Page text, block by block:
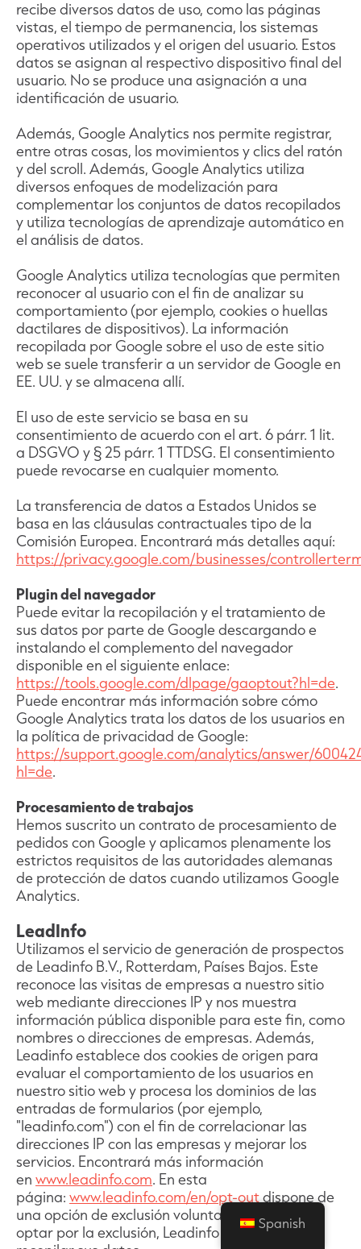
recibe diversos datos de uso, como las páginas
vistas, el tiempo de permanencia, los sistemas
operativos utilizados y el origen del usuario. Estos
datos se asignan al respectivo dispositivo final del
usuario. No se produce una asignación a una
identificación de usuario.
Además, Google Analytics nos permite registrar,
entre otras cosas, los movimientos y clics del ratón
y del scroll. Además, Google Analytics utiliza
diversos enfoques de modelización para
complementar los conjuntos de datos recopilados
y utiliza tecnologías de aprendizaje automático en
el análisis de datos.
Google Analytics utiliza tecnologías que permiten
reconocer al usuario con el fin de analizar su
comportamiento (por ejemplo, cookies o huellas
dactilares de dispositivos). La información
recopilada por Google sobre el uso de este sitio
web se suele transferir a un servidor de Google en
EE. UU. y se almacena allí.
El uso de este servicio se basa en su
consentimiento de acuerdo con el art. 6 párr. 1 lit.
a DSGVO y § 25 párr. 1 TTDSG. El consentimiento
puede revocarse en cualquier momento.
La transferencia de datos a Estados Unidos se
basa en las cláusulas contractuales tipo de la
Comisión Europea. Encontrará más detalles aquí:
https://privacy.google.com/businesses/
Plugin del navegador
Puede evitar la recopilación y el tratamiento de
sus datos por parte de Google descargando e
instalando el complemento del navegador
disponible en el siguiente enlace:
https://tools.google.com/dlpage/gaoptout?hl=de.
Puede encontrar más información sobre cómo
Google Analytics trata los datos de los usuarios en
la política de privacidad de Google:
https://support.google.com/analytics/answer/
hl=de.
Procesamiento de trabajos
Hemos suscrito un contrato de procesamiento de
pedidos con Google y aplicamos plenamente los
estrictos requisitos de las autoridades alemanas
de protección de datos cuando utilizamos Google
Analytics.
LeadInfo
Utilizamos el servicio de generación de prospectos
de Leadinfo B.V., Rotterdam, Países Bajos. Este
reconoce las visitas de empresas a nuestro sitio
web mediante direcciones IP y nos muestra
información pública disponible para este fin, como
nombres o direcciones de empresas. Además,
Leadinfo establece dos cookies de origen para
evaluar el comportamiento de los usuarios en
nuestro sitio web y procesa los dominios de las
entradas de formularios (por ejemplo,
"leadinfo.com") con el fin de correlacionar las
direcciones IP con las empresas y mejorar los
servicios. Encontrará más información
en www.leadinfo.com. En esta
página: www.leadinfo.com/en/opt-outdispone de
una opción de exclusión voluntaria. En caso de
optar por la exclusión, Leadinfo dejará de
Spanish